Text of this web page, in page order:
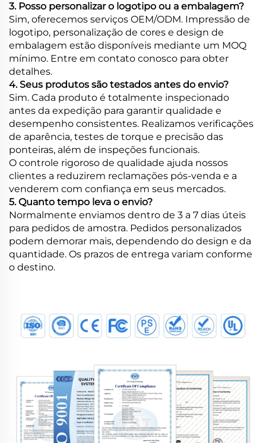
3. Posso personalizar o logotipo ou a embalagem?
Sim, oferecemos serviços OEM/ODM. Impressão de
logotipo, personalização de cores e design de
embalagem estão disponíveis mediante um MOQ
mínimo. Entre em contato conosco para obter
detalhes.
4. Seus produtos são testados antes do envio?
Sim. Cada produto é totalmente inspecionado
antes da expedição para garantir qualidade e
desempenho consistentes. Realizamos verificações
de aparência, testes de torque e precisão das
ponteiras, além de inspeções funcionais.
O controle rigoroso de qualidade ajuda nossos
clientes a reduzirem reclamações pós-venda e a
venderem com confiança em seus mercados.
5. Quanto tempo leva o envio?
Normalmente enviamos dentro de 3 a 7 dias úteis
para pedidos de amostra. Pedidos personalizados
podem demorar mais, dependendo do design e da
quantidade. Os prazos de entrega variam conforme
o destino.